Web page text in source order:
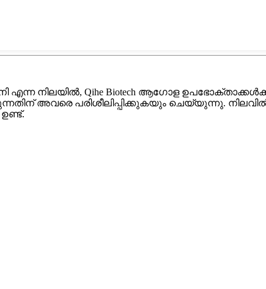
നിലയിൽ, Qihe Biotech ആഗോള
അവരെ പരിശീലിപ്പിക്കുകയും ചെയ്യുന്നു.